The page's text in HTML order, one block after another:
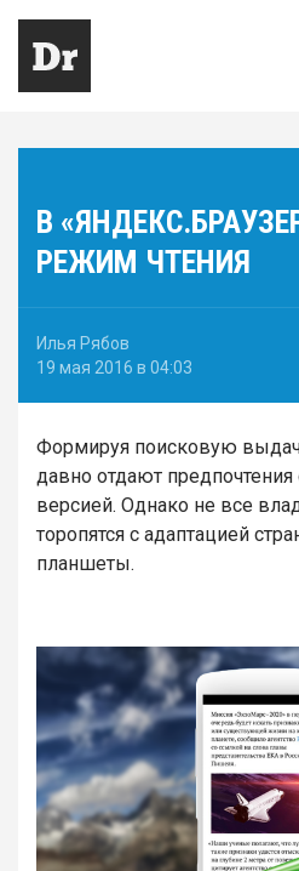
В
РЕЖИМ ЧТЕНИЯ
Илья Рябов
19 мая 2016 в 04:03
Формируя поисковую
давно отдают
версией. Однако не все
торопятся с адаптацией
планшеты.